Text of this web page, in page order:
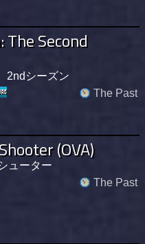
The Second
2ndシーズン
The Past
(OVA)
ューター
The Past